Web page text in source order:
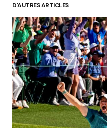
D'AUTRES ARTICLES